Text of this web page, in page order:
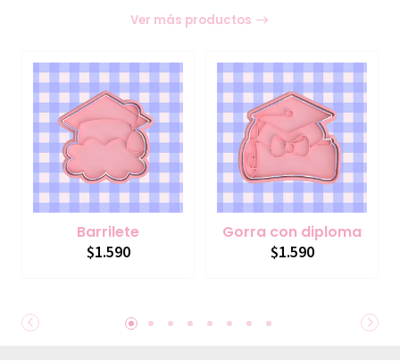
Ver más productos
Barrilete
$1.590
Gorra con diploma
$1.590